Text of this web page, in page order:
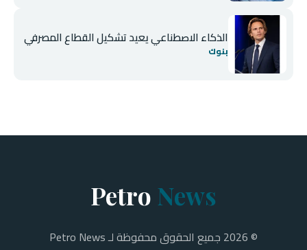
الذكاء الاصطناعي يعيد تشكيل القطاع المصرفي
بنوك
Petro News
© 2026 جميع الحقوق محفوظة لـ Petro News